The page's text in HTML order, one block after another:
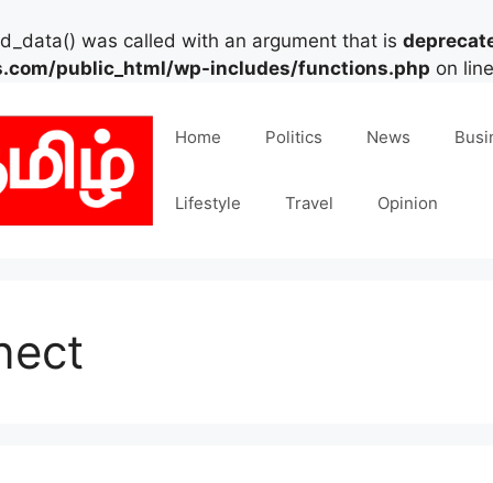
was called with an argument that is
public_html/wp-includes/functions.php on line
Home Politics News
Lifestyle Travel Opinion